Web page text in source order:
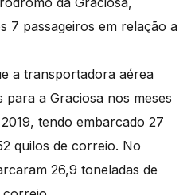
7 passageiros em relação a
a transportadora aérea
a Graciosa nos meses
tendo embarcado 27
quilos de correio. No
26,9 toneladas de